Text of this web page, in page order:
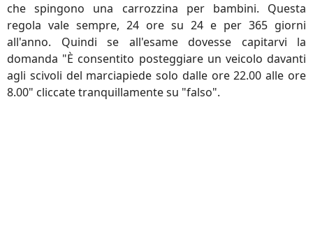
che spingono una carrozzina per bambini. Questa
regola vale sempre, 24 ore su 24 e per 365 giorni
all'anno. Quindi se all'esame dovesse capitarvi la
domanda "È consentito posteggiare un veicolo davanti
agli scivoli del marciapiede solo dalle ore 22.00 alle ore
8.00" cliccate tranquillamente su "falso".